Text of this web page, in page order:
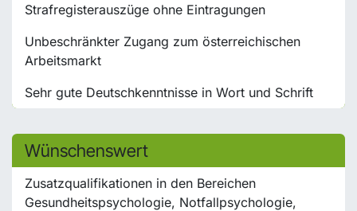
Strafregisterauszüge ohne Eintragungen
Unbeschränkter Zugang zum österreichischen
Arbeitsmarkt
Sehr gute Deutschkenntnisse in Wort und Schrift
Wünschenswert
Zusatzqualifikationen in den Bereichen
Gesundheitspsychologie, Notfallpsychologie,